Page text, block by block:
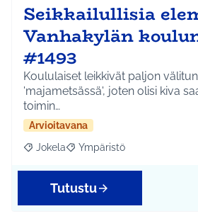
Seikkailullisia
Vanhakylän
#1493
Koululaiset leikkivät paljon
'majametsässä', joten olisi kiva
toimin…
Arvioitavana
Rajaa tulokset aihepiirin mukaan:
Jokela Rajaa tulokset teeman
Ympäristö
Tutustu